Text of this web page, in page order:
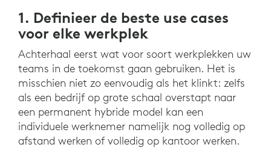
1. Definieer de beste use cases
voor elke werkplek
Achterhaal eerst wat voor soort werkplekken uw
teams in de toekomst gaan gebruiken. Het is
misschien niet zo eenvoudig als het klinkt: zelfs
als een bedrijf op grote schaal overstapt naar
een permanent hybride model kan een
individuele werknemer namelijk nog volledig op
afstand werken of volledig op kantoor werken.